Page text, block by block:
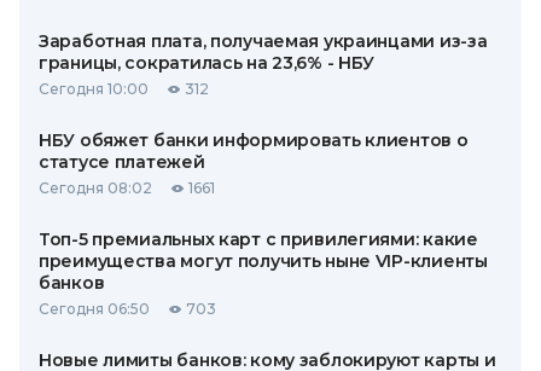
Заработная плата, получаемая украинцами из-за
границы, сократилась на 23,6% - НБУ
Сегодня 10:00 312
НБУ обяжет банки информировать клиентов о
статусе платежей
Сегодня 08:02 1661
Топ-5 премиальных карт с привилегиями: какие
преимущества могут получить ныне VIP-клиенты
банков
Сегодня 06:50 703
Новые лимиты банков: кому заблокируют карты и